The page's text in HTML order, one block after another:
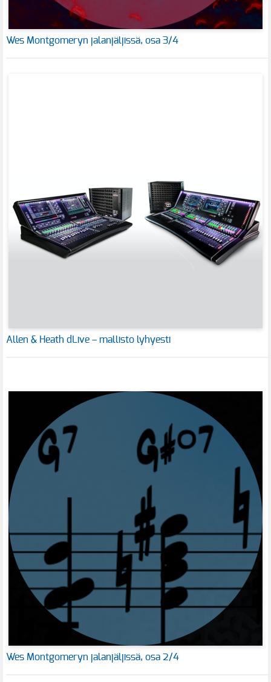
Wes Montgomeryn jalanjäljissä, osa 3/4
Allen & Heath dLive – mallisto lyhyesti
Wes Montgomeryn jalanjäljissä, osa 2/4